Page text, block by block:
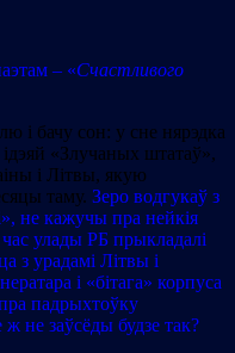
– «Счастливого
і бачу сон: y сне нярэдка
«Злучаных штатаў»,
і Літвы, якую
таму. Зеро водгукаў з
не кажучы пра нейкія
улады РБ прыкладалі
з урадамі Літвы і
і «бітага» корпуса
падрыхтоўку
ж не заўсёды будзе так?